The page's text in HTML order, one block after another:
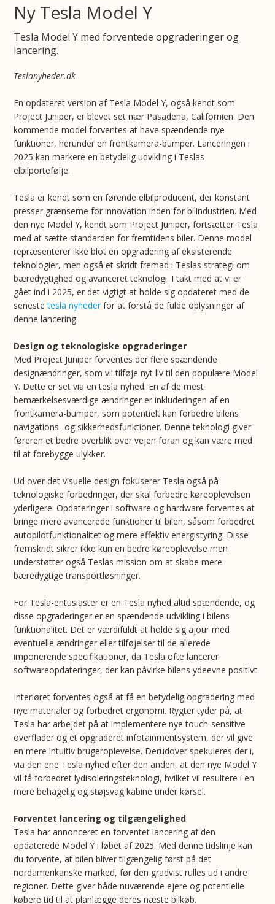
Ny Tesla Model Y
Tesla Model Y med forventede opgraderinger og
lancering.
Teslanyheder.dk
En opdateret version af Tesla Model Y, også kendt som
Project Juniper, er blevet set nær Pasadena, Californien. Den
kommende model forventes at have spændende nye
funktioner, herunder en frontkamera-bumper. Lanceringen i
2025 kan markere en betydelig udvikling i Teslas
elbilportefølje.
Tesla er kendt som en førende elbilproducent, der konstant
presser grænserne for innovation inden for bilindustrien. Med
den nye Model Y, kendt som Project Juniper, fortsætter Tesla
med at sætte standarden for fremtidens biler. Denne model
repræsenterer ikke blot en opgradering af eksisterende
teknologier, men også et skridt fremad i Teslas strategi om
bæredygtighed og avanceret teknologi. I takt med at vi er
gået ind i 2025, er det vigtigt at holde sig opdateret med de
senestetesla nyhederfor at forstå de fulde oplysninger af
denne lancering.
Design og teknologiske opgraderinger
Med Project Juniper forventes der flere spændende
designændringer, som vil tilføje nyt liv til den populære Model
Y. Dette er set via en tesla nyhed. En af de mest
bemærkelsesværdige ændringer er inkluderingen af en
frontkamera-bumper, som potentielt kan forbedre bilens
navigations- og sikkerhedsfunktioner. Denne teknologi giver
føreren et bedre overblik over vejen foran og kan være med
til at forebygge ulykker.
Ud over det visuelle design fokuserer Tesla også på
teknologiske forbedringer, der skal forbedre køreoplevelsen
yderligere. Opdateringer i software og hardware forventes at
bringe mere avancerede funktioner til bilen, såsom forbedret
autopilotfunktionalitet og mere effektiv energistyring. Disse
fremskridt sikrer ikke kun en bedre køreoplevelse men
understøtter også Teslas mission om at skabe mere
bæredygtige transportløsninger.
For Tesla-entusiaster er en Tesla nyhed altid spændende, og
disse opgraderinger er en spændende udvikling i bilens
funktionalitet. Det er værdifuldt at holde sig ajour med
eventuelle ændringer eller tilføjelser til de allerede
imponerende specifikationer, da Tesla ofte lancerer
softwareopdateringer, der kan påvirke bilens ydeevne positivt.
Interiøret forventes også at få en betydelig opgradering med
nye materialer og forbedret ergonomi. Rygter tyder på, at
Tesla har arbejdet på at implementere nye touch-sensitive
overflader og et opgraderet infotainmentsystem, der vil give
en mere intuitiv brugeroplevelse. Derudover spekuleres der i,
via den ene Tesla nyhed efter den anden, at den nye Model Y
vil få forbedret lydisoleringsteknologi, hvilket vil resultere i en
mere behagelig og støjsvag kabine under kørsel.
Forventet lancering og tilgængelighed
Tesla har annonceret en forventet lancering af den
opdaterede Model Y i løbet af 2025. Med denne tidslinje kan
du forvente, at bilen bliver tilgængelig først på det
nordamerikanske marked, før den gradvist rulles ud i andre
regioner. Dette giver både nuværende ejere og potentielle
købere tid til at planlægge deres næste bilkøb.